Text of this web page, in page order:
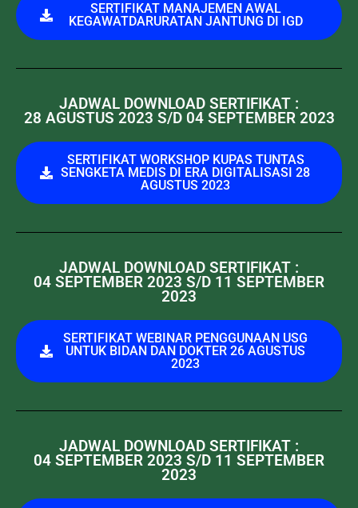
SERTIFIKAT MANAJEMEN AWAL
KEGAWATDARURATAN JANTUNG DI IGD
JADWAL DOWNLOAD SERTIFIKAT :
28 AGUSTUS 2023 S/D 04 SEPTEMBER 2023
SERTIFIKAT WORKSHOP KUPAS TUNTAS
SENGKETA MEDIS DI ERA DIGITALISASI 28
AGUSTUS 2023
JADWAL DOWNLOAD SERTIFIKAT :
04 SEPTEMBER 2023 S/D 11 SEPTEMBER
2023
SERTIFIKAT WEBINAR PENGGUNAAN USG
UNTUK BIDAN DAN DOKTER 26 AGUSTUS
2023
JADWAL DOWNLOAD SERTIFIKAT :
04 SEPTEMBER 2023 S/D 11 SEPTEMBER
2023